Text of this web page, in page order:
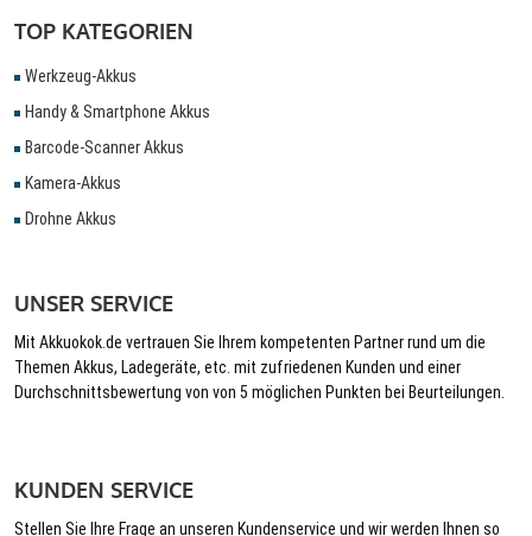
TOP KATEGORIEN
Werkzeug-Akkus
Handy & Smartphone Akkus
Barcode-Scanner Akkus
Kamera-Akkus
Drohne Akkus
UNSER SERVICE
Mit Akkuokok.de vertrauen Sie Ihrem kompetenten Partner rund um die
Themen Akkus, Ladegeräte, etc. mit zufriedenen Kunden und einer
Durchschnittsbewertung von von 5 möglichen Punkten bei Beurteilungen.
KUNDEN SERVICE
Stellen Sie Ihre Frage an unseren Kundenservice und wir werden Ihnen so